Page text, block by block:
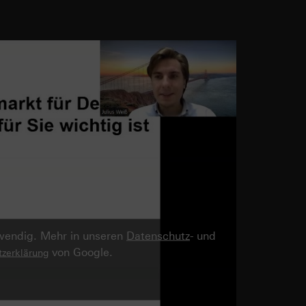
Mehr in unseren Datenschutz- und
von Google.